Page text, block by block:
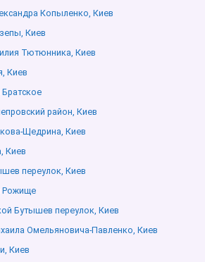
Копыленко, Киев
Киев
Тютюнника, Киев
Киев
район, Киев
Щедрина, Киев
Киев
переулок, Киев
Рожище
Бутышев переулок, Киев
Омельяновича-Павленко, Киев
Киев